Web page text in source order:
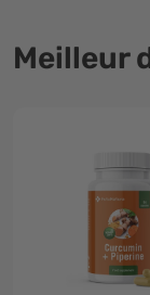
Meilleur